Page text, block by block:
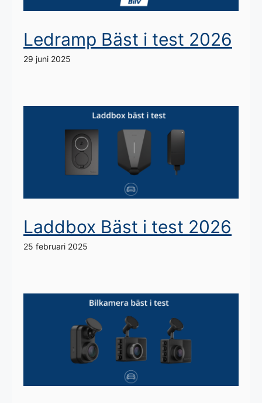
Ledramp Bäst i test 2026
29 juni 2025
Laddbox Bäst i test 2026
25 februari 2025